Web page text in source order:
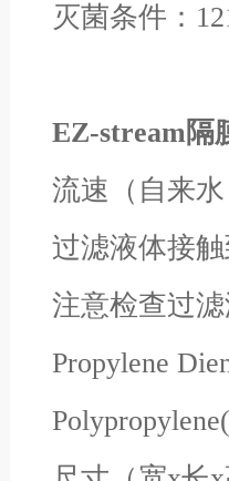
灭菌条件：
EZ-stream隔
流速（自来
过滤液体接
注意检查过滤
Propylene